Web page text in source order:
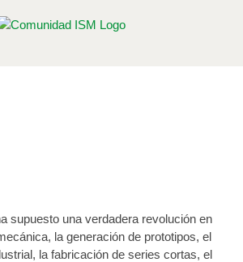
supuesto una verdadera revolución en
la generación de prototipos, el
la fabricación de series cortas, el